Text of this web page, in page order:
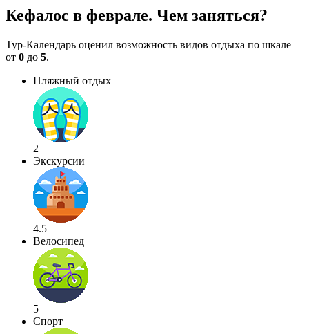
Кефалос в феврале. Чем заняться?
Тур-Календарь оценил возможность видов отдыха по шкале
от 0 до 5.
Пляжный отдых
2
Экскурсии
4.5
Велосипед
5
Спорт